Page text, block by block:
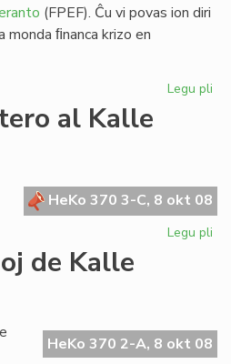
(FPEF). Ĉu vi povas ion diri
ﬁnanca krizo en
Legu pli
kaj
al Kalle
HeKo 370 3-C, 8 okt 08
Legu pli
de Kalle
HeKo 370 2-A, 8 okt 08